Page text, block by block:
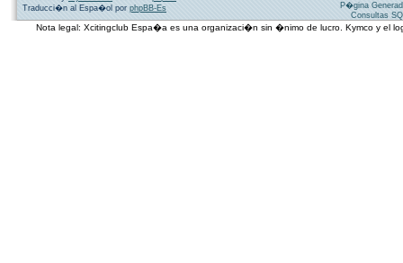
Traducci�n al Espa�ol por phpBB-Es
P�gina
Consultas
Nota legal: Xcitingclub Espa�a es una organizaci�n sin �nimo de lucro. Kymco y el